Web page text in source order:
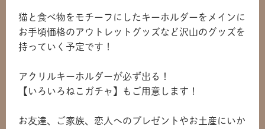
猫と食べ物をモチーフにしたキーホルダーをメインに⁡
お手頃価格のアウトレットグッズなど沢山のグッズを
持っていく予定です！⁡⁡
アクリルキーホルダーが必ず出る！⁡
⁡【いろいろねこガチャ】もご用意します！
⁡⁡お友達、ご家族、恋人へのプレゼントやお土産にいか